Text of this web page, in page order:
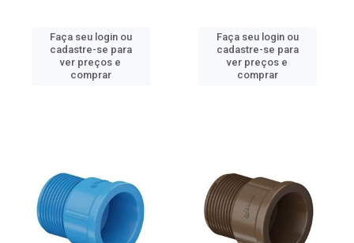
Faça seu login ou
cadastre-se para
ver preços e
comprar
Faça seu login ou
cadastre-se para
ver preços e
comprar